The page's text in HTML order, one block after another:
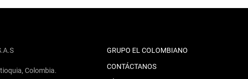
Colombia.
GRUPO EL COLOMBIANO
CONTÁCTANOS